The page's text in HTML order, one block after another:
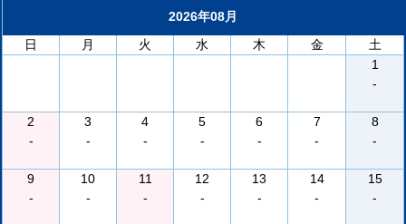
2026年08月
日
月 火 水 木 金
土
1
-
2
-
3
-
4
-
5
-
6
-
7
-
8
-
9
-
10
-
11
-
12
-
13
-
14
-
15
-